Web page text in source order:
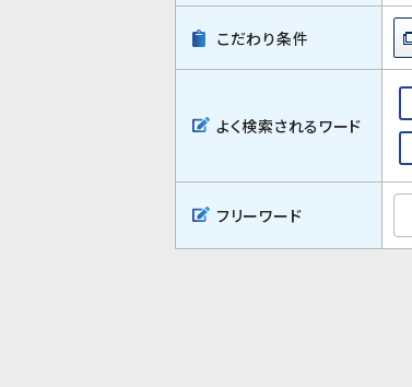
こだわり条件
よく検索されるワード
フリーワード